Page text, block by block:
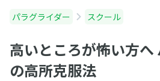
パラグライダー スクール
高いところが怖い方へ
の高所克服法